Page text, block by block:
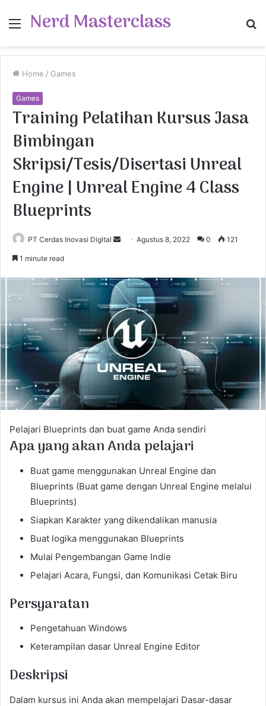
Menu
Nerd Masterclass
Home / Games
Games
Training Pelatihan Kursus Jasa
Bimbingan
Skripsi/Tesis/Disertasi Unreal
Engine | Unreal Engine 4 Class
Blueprints
PT Cerdas Inovasi Digital
d
a
n
e
m
a
l
Agustus 8, 2022 0 121
1 minute read
Pelajari Blueprints dan buat game Anda sendiri
Apa yang akan Anda pelajari
Buat game menggunakan Unreal Engine dan
Blueprints (Buat game dengan Unreal Engine melalui
Blueprints)
Siapkan Karakter yang dikendalikan manusia
Buat logika menggunakan Blueprints
Mulai Pengembangan Game Indie
Pelajari Acara, Fungsi, dan Komunikasi Cetak Biru
Persyaratan
Pengetahuan Windows
Keterampilan dasar Unreal Engine Editor
Deskripsi
Dalam kursus ini Anda akan mempelajari Dasar-dasar